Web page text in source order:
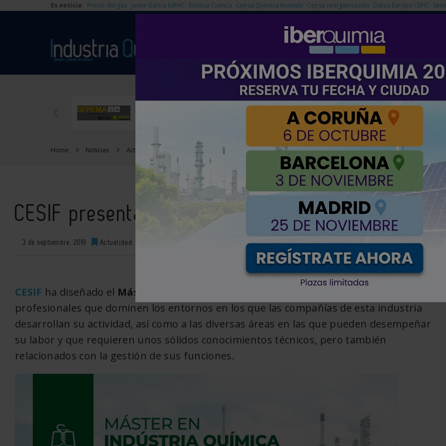
Es noticia: Precio del gas Javier García IUPAC Endesa Cuenca Cepsa Química Knowde Cepsa reorganización Datos Europa CEFIC
NOTICIAS PRODUCTOS
EMPRESAS PREMIUM
Home Noticias Actualidad CESIF presenta su Máster en Industria Química
CESIF presenta su Máster en Industria Química
3 de septiembre, 2019 Actualidad
< Volver
CESIF ha diseñado el Máster en Industria Química
profesionales que dominen los entornos en los que las compañías de esta industria
desarrollan su actividad, así como a las diversas áreas en las que pueden desempeñar
su labor y que requieren unos sólidos conocimientos técnicos, pero también
relacionados con la gestión de sus funciones.